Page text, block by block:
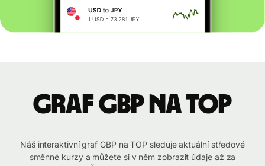
graf GBP na TOP
Náš interaktivní graf GBP na TOP sleduje aktuální středové
směnné kurzy a můžete si v něm zobrazit údaje až za